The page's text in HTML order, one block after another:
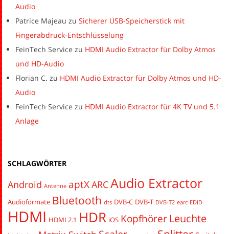
Audio
Patrice Majeau zu Sicherer USB-Speicherstick mit
Fingerabdruck-Entschlüsselung
FeinTech Service zu HDMI Audio Extractor für Dolby Atmos
und HD-Audio
Florian C. zu HDMI Audio Extractor für Dolby Atmos und HD-
Audio
FeinTech Service zu HDMI Audio Extractor für 4K TV und 5.1
Anlage
SCHLAGWÖRTER
Android Antenne aptXARCAudio Extractor
Audioformate Bluetooth dts DVB-C DVB-T DVB-T2 earc EDID
HDMI HDMI 2.1 HDR iOS Kopfhörer Leuchte